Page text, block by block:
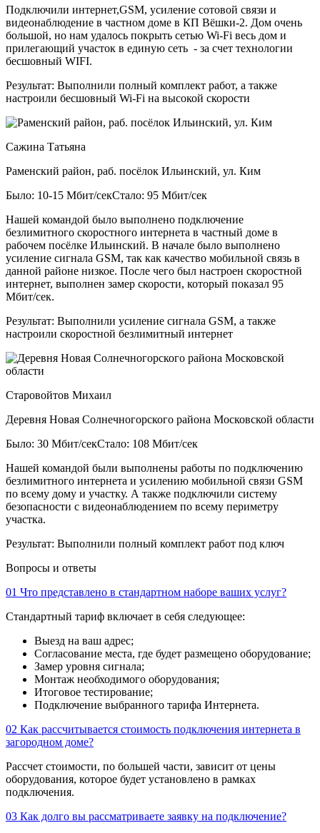
Подключили интернет,GSM, усиление сотовой связи и
видеонаблюдение в частном доме в КП Вёшки-2. Дом очень
большой, но нам удалось покрыть сетью Wi-Fi весь дом и
прилегающий участок в единую сеть - за счет технологии
бесшовный WIFI.
Результат: Выполнили полный комплект работ, а также
настроили бесшовный Wi-Fi на высокой скорости
Сажина Татьяна
Раменский район, раб. посёлок Ильинский, ул. Ким
Было: 10-15 Мбит/секСтало: 95 Мбит/сек
Нашей командой было выполнено подключение
безлимитного скоростного интернета в частный доме в
рабочем посёлке Ильинский. В начале было выполнено
усиление сигнала GSM, так как качество мобильной связь в
данной районе низкое. После чего был настроен скоростной
интернет, выполнен замер скорости, который показал 95
Мбит/сек.
Результат: Выполнили усиление сигнала GSM, а также
настроили скоростной безлимитный интернет
Старовойтов Михаил
Деревня Новая Солнечногорского района Московской области
Было: 30 Мбит/секСтало: 108 Мбит/сек
Нашей командой были выполнены работы по подключению
безлимитного интернета и усилению мобильной связи GSM
по всему дому и участку. А также подключили систему
безопасности с видеонаблюдением по всему периметру
участка.
Результат: Выполнили полный комплект работ под ключ
Вопросы и ответы
01 Что представлено в стандартном наборе ваших услуг?
Стандартный тариф включает в себя следующее:
Выезд на ваш адрес;
Согласование места, где будет размещено оборудование;
Замер уровня сигнала;
Монтаж необходимого оборудования;
Итоговое тестирование;
Подключение выбранного тарифа Интернета.
02 Как рассчитывается стоимость подключения интернета в
загородном доме?
Рассчет стоимости, по большей части, зависит от цены
оборудования, которое будет установлено в рамках
подключения.
03 Как долго вы рассматриваете заявку на подключение?